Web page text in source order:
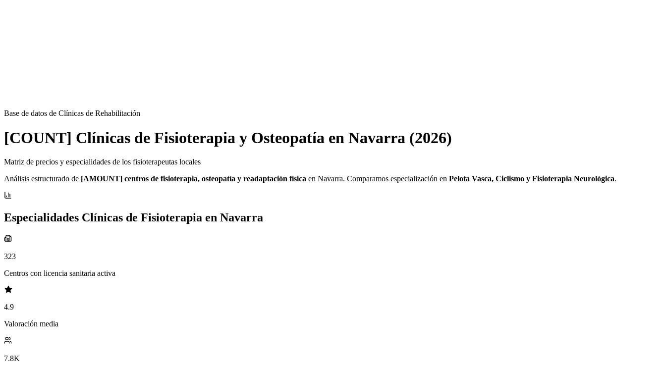
Base de datos de Clínicas de Rehabilitación
[COUNT] Clínicas de Fisioterapia y Osteopatía en Navarra (2026)
Matriz de precios y especialidades de los fisioterapeutas locales
Análisis estructurado de [AMOUNT] centros de fisioterapia, osteopatía y readaptación física en Navarra. Comparamos especialización en Pelota Vasca, Ciclismo y Fisioterapia Neurológica.
Especialidades Clínicas de Fisioterapia en Navarra
323
Centros con licencia sanitaria activa
4.9
Valoración media
7.8K